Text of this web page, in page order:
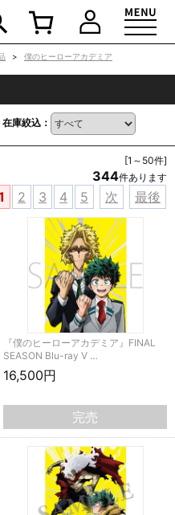
> 僕のヒーローアカデミア
在庫絞込：
[1～50件]
344件あります
2 3 4 5 次 最後
『僕のヒーローアカデミア』FINAL
SEASON Blu-ray V …
16,500円
完売